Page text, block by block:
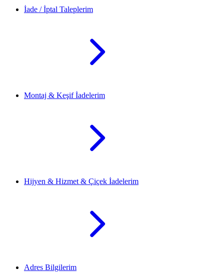
İade / İptal Taleplerim
Montaj & Keşif İadelerim
Hijyen & Hizmet & Çiçek İadelerim
Adres Bilgilerim